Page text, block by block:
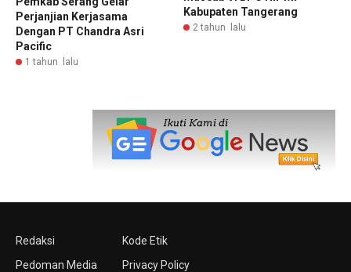
Perjanjian Kerjasama
Dengan PT Chandra Asri
Pacific
1 tahun lalu
Kabupaten Tangerang
2 tahun lalu
Redaksi
Pedoman Media
Kode Etik
Privacy Policy